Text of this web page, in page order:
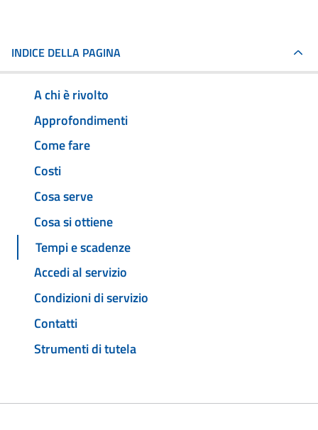
INDICE DELLA PAGINA
A chi è rivolto
Approfondimenti
Come fare
Costi
Cosa serve
Cosa si ottiene
Tempi e scadenze
Accedi al servizio
Condizioni di servizio
Contatti
Strumenti di tutela